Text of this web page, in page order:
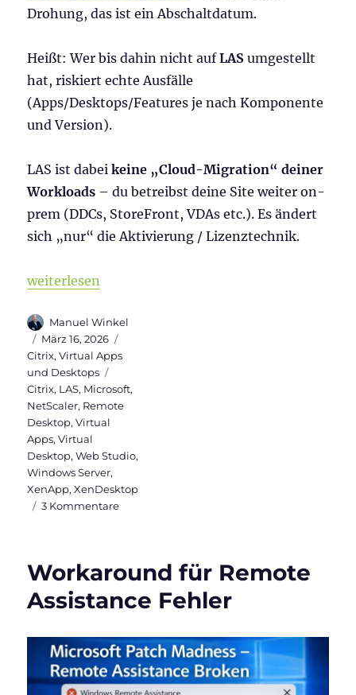
Drohung, das ist ein Abschaltdatum.
Heißt: Wer bis dahin nicht aufLAS umgestellt
hat, riskiert echte Ausfälle
(Apps/Desktops/Features je nach Komponente
und Version).
LAS ist dabeikeine „Cloud-Migration“ deiner
Workloads – du betreibst deine Site weiter on-
prem (DDCs, StoreFront, VDAs etc.). Es ändert
sich „nur“ die Aktivierung / Lizenztechnik.
„Citrix License Activation Service (LAS): Schluss
weiterlesen
Autor
Manuel Winkel
Veröffentlicht
am
März 16, 2026
Citrix,Virtual Apps
und Desktops
Citrix, LAS, Microsoft,
NetScaler, Remote
Desktop,Virtual
Apps,Virtual
Desktop,Web Studio,
Windows Server,
XenApp,XenDesktop
3 Kommentarezu
Service
Schluss
License-
Files
Workaround für Remote
Assistance Fehler